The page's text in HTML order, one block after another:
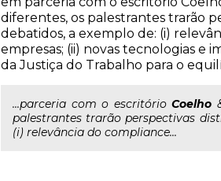
diferentes, os palestrantes trarão
debatidos, a exemplo de: (i)
empresas; (ii) novas tecnologias e
da Justiça do Trabalho para o
...parceria com o escritórioCoelho
palestrantes trarão perspectivas
(i) relevância do compliance...